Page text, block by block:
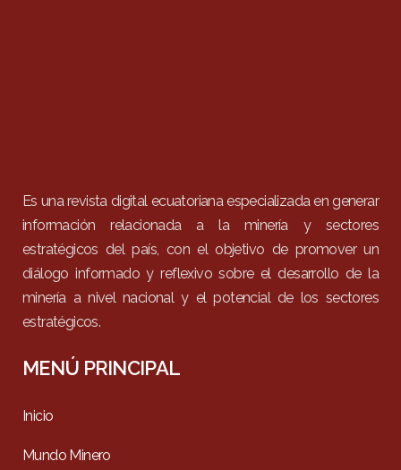
Es una revista digital ecuatoriana especializada en generar
información relacionada a la minería y sectores
estratégicos del país, con el objetivo de promover un
diálogo informado y reflexivo sobre el desarrollo de la
minería a nivel nacional y el potencial de los sectores
estratégicos.
MENÚ PRINCIPAL
Inicio
Mundo Minero